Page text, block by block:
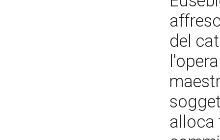
del
alloca